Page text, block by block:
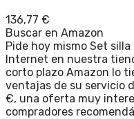
136,77 €
Buscar en Amazon
Pide hoy mismo Set
Internet en nuestra
corto plazo Amazon lo
ventajas de su servicio
€, una oferta muy
compradores